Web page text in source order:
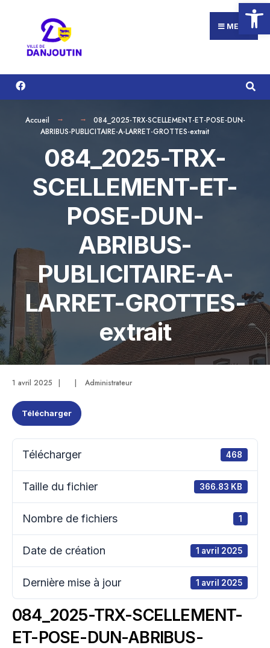
Ouvrir
contenu
MENU
Accueil
084_2025-TRX-SCELLEMENT-ET-POSE-DUN-
ABRIBUS-PUBLICITAIRE-A-LARRET-GROTTES-extrait
084_2025-TRX-
SCELLEMENT-ET-
POSE-DUN-
ABRIBUS-
PUBLICITAIRE-A-
LARRET-GROTTES-
extrait
1 avril 2025 | | Administrateur
Télécharger
Télécharger 468
Taille du fichier 366.83 KB
Nombre de fichiers 1
Date de création 1 avril 2025
Dernière mise à jour 1 avril 2025
084_2025-TRX-SCELLEMENT-
ET-POSE-DUN-ABRIBUS-
for: